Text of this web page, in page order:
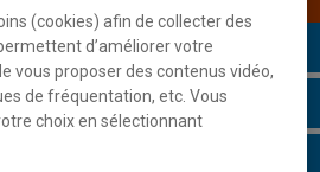
(cookies) afin de collecter des
d’améliorer votre
vous proposer des contenus vidéo,
de fréquentation, etc. Vous
choix en sélectionnant